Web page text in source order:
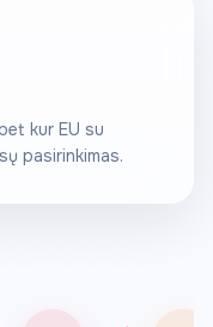
kur EU su
pasirinkimas.